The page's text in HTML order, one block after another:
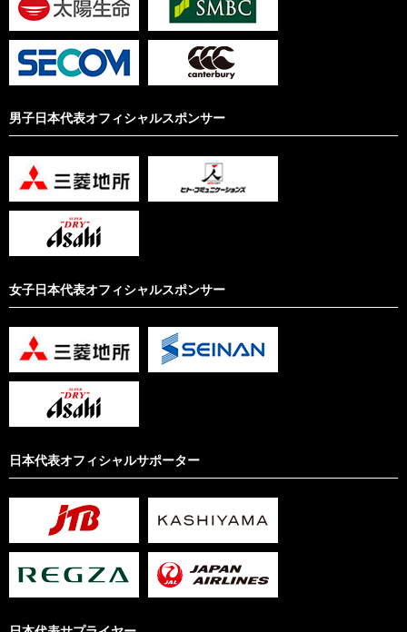
男子日本代表オフィシャルスポンサー
女子日本代表オフィシャルスポンサー
日本代表オフィシャルサポーター